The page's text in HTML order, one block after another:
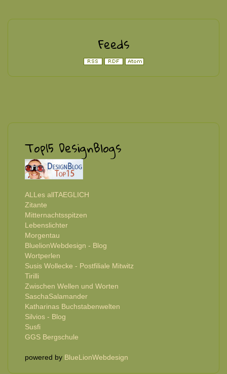
Feeds
Top15 DesignBlogs
ALLes allTAEGLICH
Zitante
Mitternachtsspitzen
Lebenslichter
Morgentau
BluelionWebdesign - Blog
Wortperlen
Susis Wollecke - Postfiliale Mitwitz
Tirilli
Zwischen Wellen und Worten
SaschaSalamander
Katharinas Buchstabenwelten
Silvios - Blog
Susfi
GGS Bergschule
powered by BlueLionWebdesign